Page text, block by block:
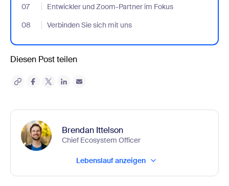
07
Entwickler und Zoom-Partner im Fokus
- Jumplink to Entwickler und Zoom-Partner im Fokus
08
Verbinden Sie sich mit uns
- Jumplink to Verbinden Sie sich mit uns
Diesen Post teilen
Brendan Ittelson
Chief Ecosystem Officer
Lebenslauf anzeigen